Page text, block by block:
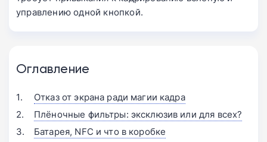
управлению одной кнопкой.
Оглавление
Отказ от экрана ради магии кадра
Плёночные фильтры: эксклюзив или для всех?
Батарея, NFC и что в коробке